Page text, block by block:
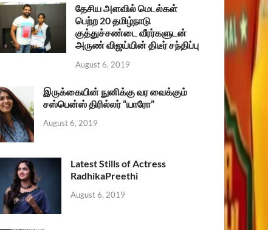
தேசிய அளவில் மெடல்கள்
பெற்ற 20 தமிழ்நாடு
குத்துச்சண்டை வீரர்களுடன்
அருண் விஜய்யின் திடீர் சந்திப்பு
August 6, 2019
இருக்கையின் நுனிக்கு வர வைக்கும்
சஸ்பென்ஸ் திரில்லர் “யாரோ”
August 6, 2019
Latest Stills of Actress
RadhikaPreethi
August 6, 2019